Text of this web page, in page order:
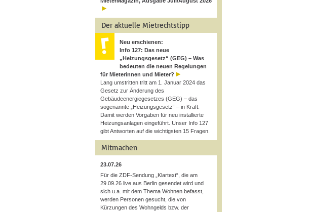
Der aktuelle Mietrechtstipp
Neu erschienen:
Info 127: Das neue
„Heizungsgesetz“ (GEG) – Was
bedeuten die neuen Regelungen
für Mieterinnen und Mieter?
Lang umstritten tritt am 1. Januar 2024 das
Gesetz zur Änderung des
Gebäudeenergiegesetzes (GEG) – das
sogenannte „Heizungsgesetz“ – in Kraft.
Damit werden Vorgaben für neu installierte
Heizungsanlagen eingeführt. Unser Info 127
gibt Antworten auf die wichtigsten 15 Fragen.
Mitmachen
23.07.26
Für die ZDF-Sendung „Klartext“, die am
29.09.26 live aus Berlin gesendet wird und
sich u.a. mit dem Thema Wohnen befasst,
werden Personen gesucht, die von
Kürzungen des Wohngelds bzw. der